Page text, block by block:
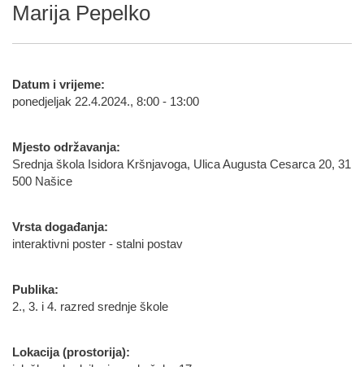
Marija Pepelko
Datum i vrijeme:
ponedjeljak 22.4.2024., 8:00 - 13:00
Mjesto održavanja:
Srednja škola Isidora Kršnjavoga, Ulica Augusta Cesarca 20, 31
500 Našice
Vrsta događanja:
interaktivni poster - stalni postav
Publika:
2., 3. i 4. razred srednje škole
Lokacija (prostorija):